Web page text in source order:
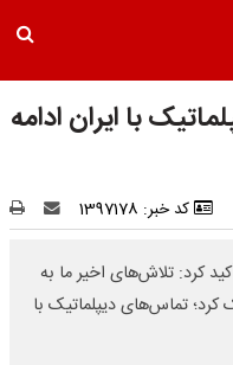
با ایران ادامه
کد خبر: 1397178
کرد: تلاش‌های اخیر ما به
تماس‌های دیپلماتیک با